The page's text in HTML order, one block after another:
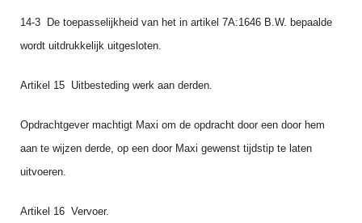
14-3 De toepasselijkheid van het in artikel 7A:1646 B.W. bepaal­de
wordt uitdrukkelijk uitgesloten.
Artikel 15 Uitbesteding werk aan derden.
Opdrachtgever machtigt Maxi om de opdracht door een door hem
aan te wijzen derde, op een door Maxi gewenst tijdstip te laten
uitvoeren.
Artikel 16 Vervoer.